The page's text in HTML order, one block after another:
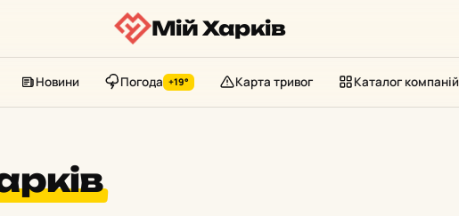
Мій Харків
Новини Погода +19° Карта тривог Каталог компаній